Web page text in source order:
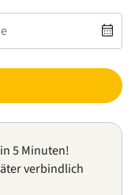
5 Minuten!
verbindlich